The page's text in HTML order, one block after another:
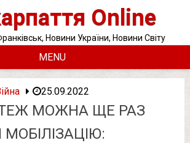
Online
Новини України, Новини Світу
MENU
25.09.2022
ТЕЖ МОЖНА ЩЕ РАЗ